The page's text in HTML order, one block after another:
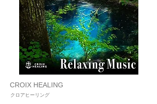
CROIX HEALING
クロアヒーリング